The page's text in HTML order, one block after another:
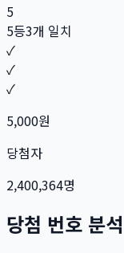
5
5등3개 일치
✓
✓
✓
5,000원
당첨자
2,400,364명
당첨 번호 분석